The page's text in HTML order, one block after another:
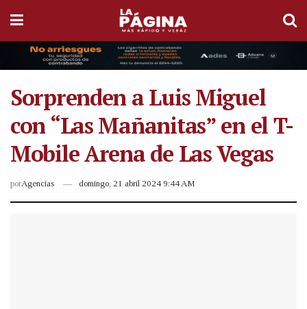
Sorprenden a Luis Miguel
con “Las Mañanitas” en el T-
Mobile Arena de Las Vegas
porAgencias domingo, 21 abril 2024 9:44 AM